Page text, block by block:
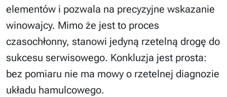
elementów i pozwala na precyzyjne wskazanie
winowajcy. Mimo że jest to proces
czasochłonny, stanowi jedyną rzetelną drogę do
sukcesu serwisowego. Konkluzja jest prosta:
bez pomiaru nie ma mowy o rzetelnej diagnozie
układu hamulcowego.